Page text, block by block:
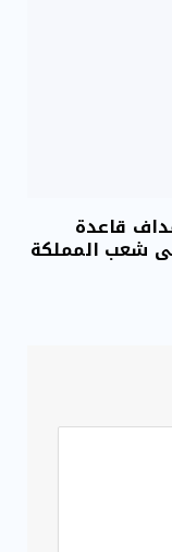
قاعدة
شعب المملكة